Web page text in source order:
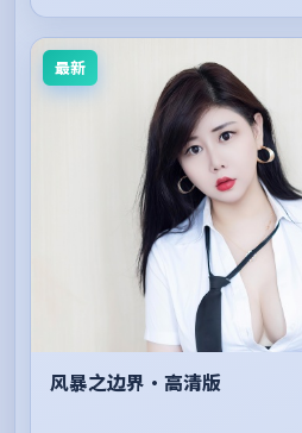
最新
风暴之边界·高清版